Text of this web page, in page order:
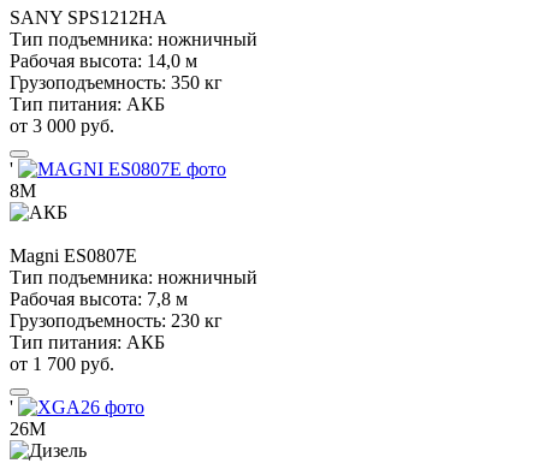
SANY SPS1212HA
Тип подъемника: ножничный
Рабочая высота: 14,0 м
Грузоподъемность: 350 кг
Тип питания: АКБ
от 3 000 руб.
'
8М
Magni ES0807E
Тип подъемника: ножничный
Рабочая высота: 7,8 м
Грузоподъемность: 230 кг
Тип питания: АКБ
от 1 700 руб.
'
26М